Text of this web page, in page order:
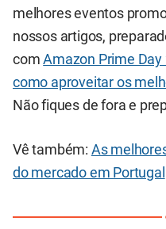
melhores eventos
nossos artigos,
comAmazon Prime
como aproveitar os
Não fiques de fora e
Vê também: As
do mercado em Portugal